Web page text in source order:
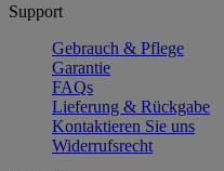
Support
Gebrauch & Pflege
Garantie
FAQs
Lieferung & Rückgabe
Kontaktieren Sie uns
Widerrufsrecht